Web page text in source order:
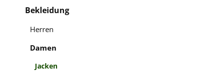
Bekleidung
Herren
Damen
Jacken